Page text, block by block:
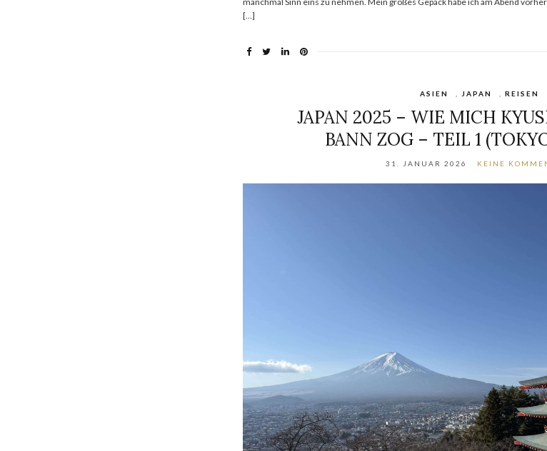
[…]
ASIEN JAPAN ,REISEN
JAPAN 2025 – WIE MICH
BANN ZOG – TEIL 1
31. JANUAR 2026 KEINE